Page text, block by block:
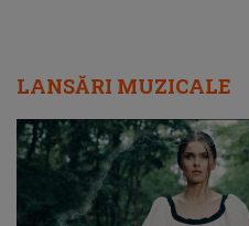
LANSĂRI MUZICALE